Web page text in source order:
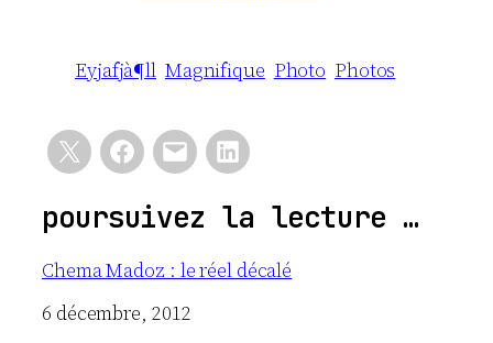
Eyjafjà¶ll Magnifique Photo Photos
poursuivez la lecture …
Chema Madoz : le réel décalé
Date
6 décembre, 2012